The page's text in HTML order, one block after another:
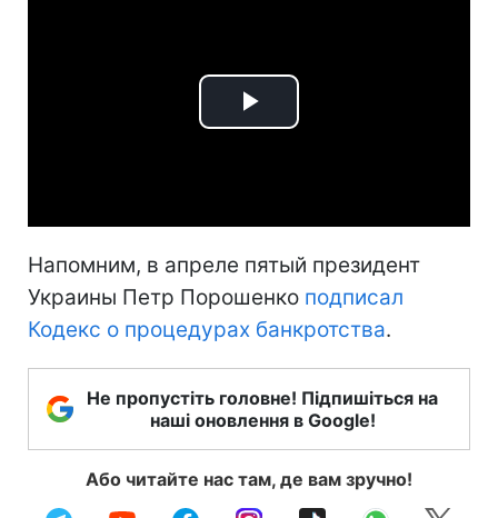
Play
Напомним, в апреле пятый президент
Украины Петр Порошенко подписал
Кодекс о процедурах банкротства.
Не пропустіть головне! Підпишіться на
наші оновлення в Google!
Або читайте нас там, де вам зручно!